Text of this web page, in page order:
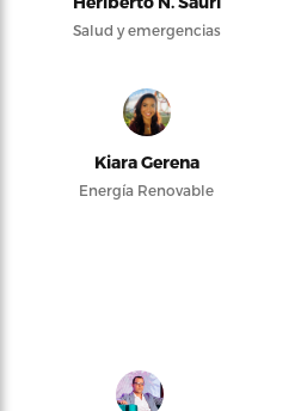
Salud y emergencias
Kiara Gerena
Energía Renovable